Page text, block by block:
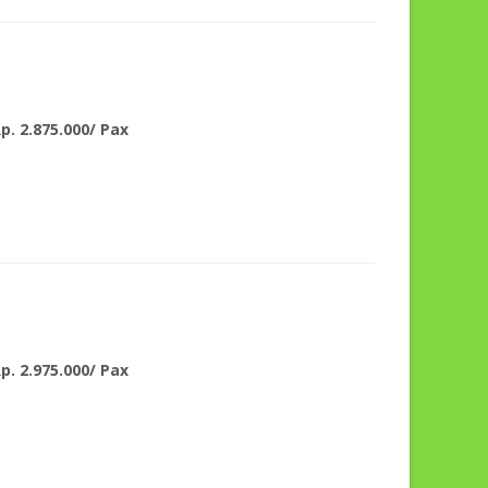
2.875.000/ Pax
2.975.000/ Pax